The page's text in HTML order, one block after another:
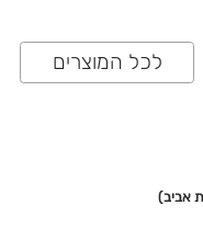
לכל המוצרים